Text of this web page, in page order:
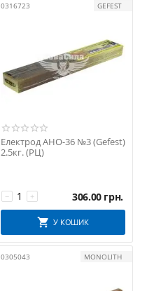
0316723 GEFEST
Електрод АНО-36 №3 (Gefest)
2.5кг. (РЦ)
+
− 306.00 грн.
У КОШИК
0305043 MONOLITH